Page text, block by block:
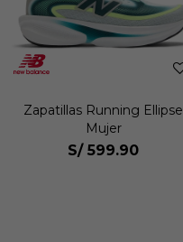
Zapatillas Running Ellipse
Mujer
S/ 599.90